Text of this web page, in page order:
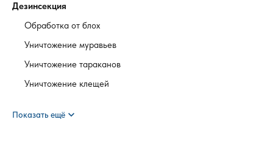
Дезинсекция
Обработка от блох
Уничтожение муравьев
Уничтожение тараканов
Уничтожение клещей
Показать ещё expand_more